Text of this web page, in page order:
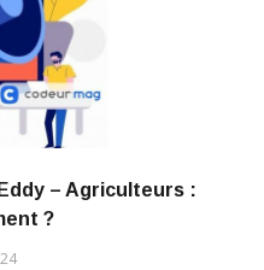
– Agriculteurs :
?